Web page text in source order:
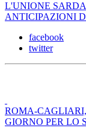
L'UNIONE
ANTICIPAZIONI
facebook
twitter
ROMA-
GIORNO PER LO